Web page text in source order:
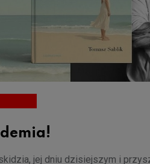
jej dniu dzisiejszym i